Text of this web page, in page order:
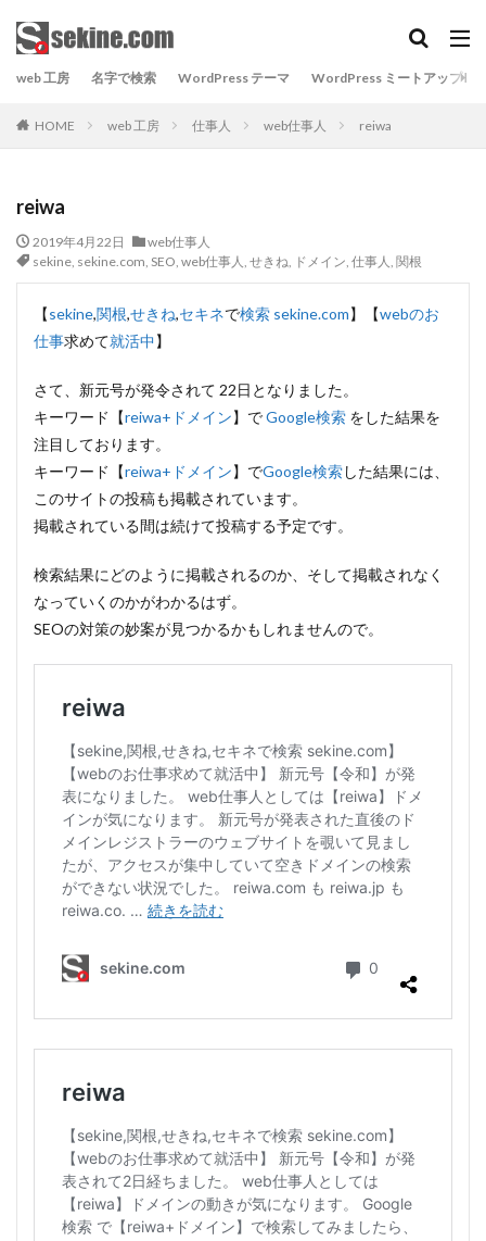
web 工房 名字で検索 WordPress テーマ WordPress ミートアップ
HOME web 工房 仕事人 web仕事人 reiwa
reiwa
2019年4月22日
web仕事人
sekine, sekine.com, SEO, web仕事人, せきね, ドメイン, 仕事人, 関根
【sekine,関根,せきね,セキネで検索 sekine.com】【webのお
仕事求めて就活中】
さて、新元号が発令されて 22日となりました。
キーワード【reiwa+ドメイン】でGoogle検索 をした結果を
注目しております。
キーワード【reiwa+ドメイン】でGoogle検索した結果には、
このサイトの投稿も掲載されています。
掲載されている間は続けて投稿する予定です。
検索結果にどのように掲載されるのか、そして掲載されなく
なっていくのかがわかるはず。
SEOの対策の妙案が見つかるかもしれませんので。